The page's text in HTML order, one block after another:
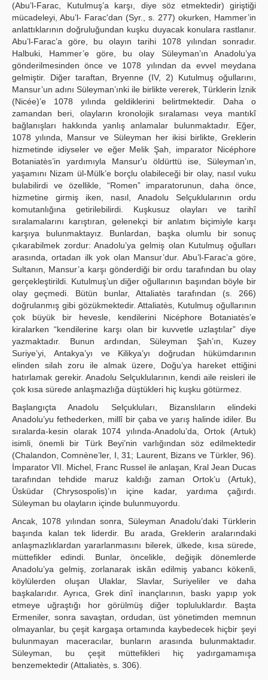
(Abu’l-Farac, Kutulmuş’a karşı, diye söz etmektedir) giriştiği
mücadeleyi, Abu’l- Farac'dan (Syr., s. 277) okurken, Hammer’in
anlattıklarının doğruluğundan kuşku duyacak konulara rastlanır.
Abu’l-Farac’a göre, bu olayın tarihi 1078 yılından sonradır.
Halbuki, Hammer’e göre, bu olay Süleyman’ın Anadolu’ya
gönderilmesinden önce ve 1078 yılından da evvel meydana
gelmiştir. Diğer taraftan, Bryenne (IV, 2) Kutulmuş oğullarını,
Mansur’un adını Süleyman’ınki ile birlikte vererek, Türklerin İznik
(Nicée)’e 1078 yılında geldiklerini belirtmektedir. Daha o
zamandan beri, olayların kronolojik sıralaması veya mantıkî
bağlanışları hakkında yanlış anlamalar bulunmaktadır. Eğer,
1078 yılında, Mansur ve Süleyman her ikisi birlikte, Greklerin
hizmetinde idiyseler ve eğer Melik Şah, imparator Nicéphore
Botaniatès’in yardımıyla Mansur'u öldürttü ise, Süleyman’ın,
yaşamını Nizam ül-Mülk’e borçlu olabileceği bir olay, nasıl vuku
bulabilirdi ve özellikle, “Romen” imparatorunun, daha önce,
hizmetine girmiş iken, nasıl, Anadolu Selçuklularının ordu
komutanlığına getirilebilirdi. Kuşkusuz olayları ve tarihî
sıralamalarını karıştıran, gelenekçi bir anlatım biçimiyle karşı
karşıya bulunmaktayız. Bunlardan, başka olumlu bir sonuç
çıkarabilmek zordur: Anadolu’ya gelmiş olan Kutulmuş oğulları
arasında, ortadan ilk yok olan Mansur’dur. Abu’l-Farac’a göre,
Sultanın, Mansur’a karşı gönderdiği bir ordu tarafından bu olay
gerçekleştirildi. Kutulmuş’un diğer oğullarının başından böyle bir
olay geçmedi. Bütün bunlar, Attaliatès tarafından (s. 266)
doğrulanmış gibi gözükmektedir. Attaliatès, Kutulmuş oğullarının
çok büyük bir hevesle, kendilerini Nicéphore Botaniatès’e
kiralarken “kendilerine karşı olan bir kuvvetle uzlaştılar” diye
yazmaktadır. Bunun ardından, Süleyman Şah’ın, Kuzey
Suriye’yi, Antakya’yı ve Kilikya’yı doğrudan hükümdarının
elinden silah zoru ile almak üzere, Doğu’ya hareket ettiğini
hatırlamak gerekir. Anadolu Selçuklularının, kendi aile reisleri ile
çok kısa sürede anlaşmazlığa düştükleri hiç kuşku götürmez.
Başlangıçta Anadolu Selçukluları, Bizanslıların elindeki
Anadolu’yu fethederken, millî bir çaba ve yarış halinde idiler. Bu
sıralarda-kesin olarak 1074 yılında-Anadolu’da, Ortok (Artuk)
isimli, önemli bir Türk Beyi’nin varlığından söz edilmektedir
(Chalandon, Comnène’ler, I, 31; Laurent, Bizans ve Türkler, 96).
İmparator VII. Michel, Franc Russel ile anlaşan, Kral Jean Ducas
tarafından tehdide maruz kaldığı zaman Ortok’u (Artuk),
Üsküdar (Chrysospolis)’ın içine kadar, yardıma çağırdı.
Süleyman bu olayların içinde bulunmuyordu.
Ancak, 1078 yılından sonra, Süleyman Anadolu’daki Türklerin
başında kalan tek liderdir. Bu arada, Greklerin aralarındaki
anlaşmazlıklardan yararlanmasını bilerek, ülkede, kısa sürede,
müttefikler edindi. Bunlar, öncelikle, değişik dönemlerde
Anadolu’ya gelmiş, zorlanarak iskân edilmiş yabancı kökenli,
köylülerden oluşan Ulaklar, Slavlar, Suriyeliler ve daha
başkalarıdır. Ayrıca, Grek dinî inançlarının, baskı yapıp yok
etmeye uğraştığı hor görülmüş diğer topluluklardır. Başta
Ermeniler, sonra savaştan, ordudan, üst yönetimden memnun
olmayanlar, bu çeşit kargaşa ortamında kaybedecek hiçbir şeyi
bulunmayan maceracılar, bunların arasında bulunmaktadır.
Süleyman, bu çeşit müttefikleri hiç yadırgamamışa
benzemektedir (Attaliatès, s. 306).